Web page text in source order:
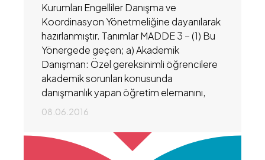
Kurumları Engelliler Danışma ve
Koordinasyon Yönetmeliğine dayanılarak
hazırlanmıştır. Tanımlar MADDE 3 − (1) Bu
Yönergede geçen; a) Akademik
Danışman: Özel gereksinimli öğrencilere
akademik sorunları konusunda
danışmanlık yapan öğretim elemanını,
08.06.2016